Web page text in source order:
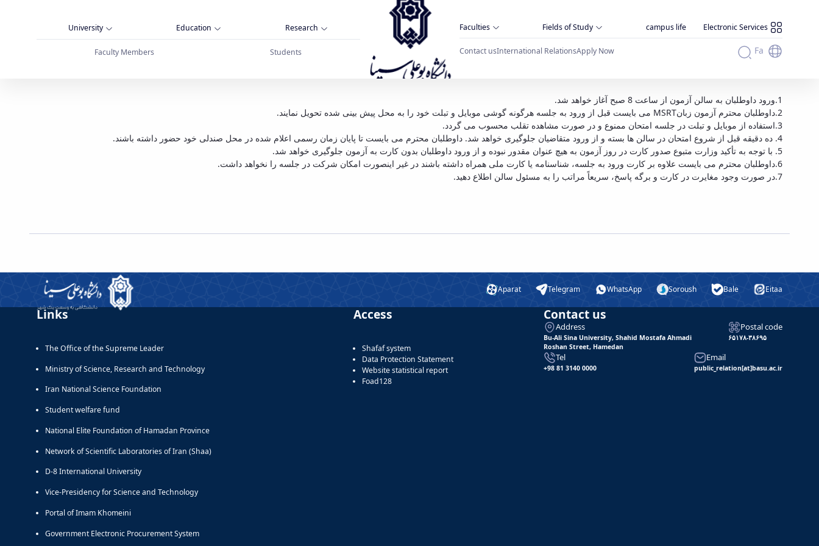
University Education Research
Faculty Members Students
Faculties Fields of Study campus life Electronic Services
Contact usInternational RelationsApply Now Fa
قابل توجه داوطلبان شرکت در آزمون زبان MSRT روز جمعه مورخ 25/8/97 دانشگاه بوعلی سینا - دانشگاه بوعلی سینا همدان
1.ورود داوطلبان به سالن آزمون از ساعت 8 صبح آغاز خواهد شد.
2.داوطلبان محترم آزمون زبانMSRT می بایست قبل از ورود به جلسه هرگونه گوشی موبایل و تبلت خود را به محل پیش بینی شده تحویل نمایند.
3.استفاده از موبایل و تبلت در جلسه امتحان ممنوع و در صورت مشاهده تقلب محسوب می گردد.
4. ده دقیقه قبل از شروع امتحان در سالن ها بسته و از ورود متقاضیان جلوگیری خواهد شد. داوطلبان محترم می بایست تا پایان زمان رسمی اعلام شده در محل صندلی خود حضور داشته باشند.
5. با توجه به تأکید وزارت متبوع صدور کارت در روز آزمون به هیچ عنوان مقدور نبوده و از ورود داوطلبان بدون کارت به آزمون جلوگیری خواهد شد.
6.داوطلبان محترم می بایست علاوه بر کارت ورود به جلسه، شناسنامه یا کارت ملی همراه داشته باشند در غیر اینصورت امکان شرکت در جلسه را نخواهد داشت.
7.در صورت وجود مغایرت در کارت و برگه پاسخ، سریعاً مراتب را به مسئول سالن اطلاع دهید.
Aparat Telegram WhatsApp Soroush Bale Eitaa
Links
The Office of the Supreme Leader
Ministry of Science, Research and Technology
Iran National Science Foundation
Student welfare fund
National Elite Foundation of Hamadan Province
Network of Scientific Laboratories of Iran (Shaa)
D-8 International University
Vice-Presidency for Science and Technology
Portal of Imam Khomeini
Government Electronic Procurement System
Access
Shafaf system
Data Protection Statement
Website statistical report
Foad128
Contact us
Address
Bu-Ali Sina University, Shahid Mostafa Ahmadi
Roshan Street, Hamedan
Postal code
۶۵۱۷۸-۳۸۶۹۵
Tel
+98 81 3140 0000
Email
public_relation[at]basu.ac.ir